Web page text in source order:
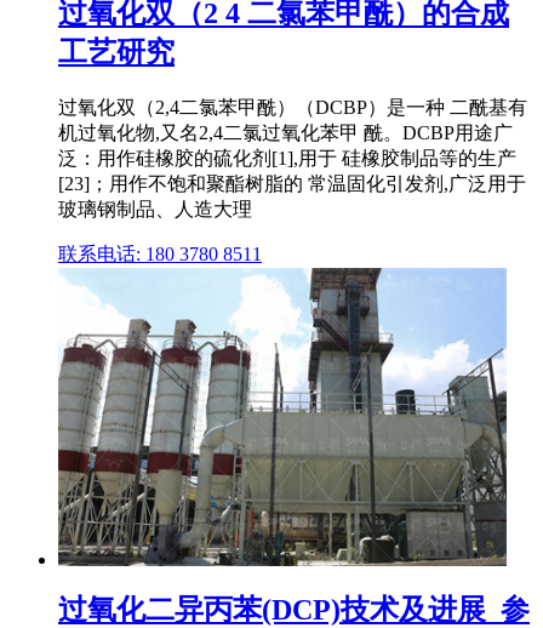
过氧化双（2 4 二氯苯甲酰）的合成
工艺研究
过氧化双（2,4二氯苯甲酰）（DCBP）是一种 二酰基有
机过氧化物,又名2,4二氯过氧化苯甲 酰。DCBP用途广
泛：用作硅橡胶的硫化剂[1],用于 硅橡胶制品等的生产
[23]；用作不饱和聚酯树脂的 常温固化引发剂,广泛用于
玻璃钢制品、人造大理
联系电话: 180 3780 8511
过氧化二异丙苯(DCP)技术及进展_参